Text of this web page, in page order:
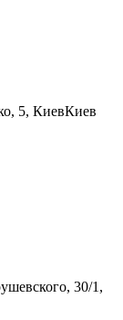
5, КиевКиев
30/1,